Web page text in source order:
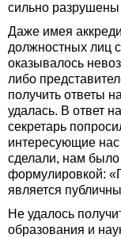
сильно
Даже имея
должностных лиц
оказывалось
либо
получить ответы
удалась. В ответ
секретарь
интересующие
сделали, нам было
формулировкой:
является
Не удалось
образования и